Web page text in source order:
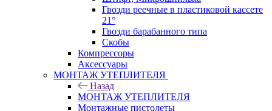
Гвозди реечные в пластиковой кассете
21°
Гвозди барабанного типа
Скобы
Компрессоры
Аксессуары
МОНТАЖ УТЕПЛИТЕЛЯ
Назад
МОНТАЖ УТЕПЛИТЕЛЯ
Монтажные пистолеты